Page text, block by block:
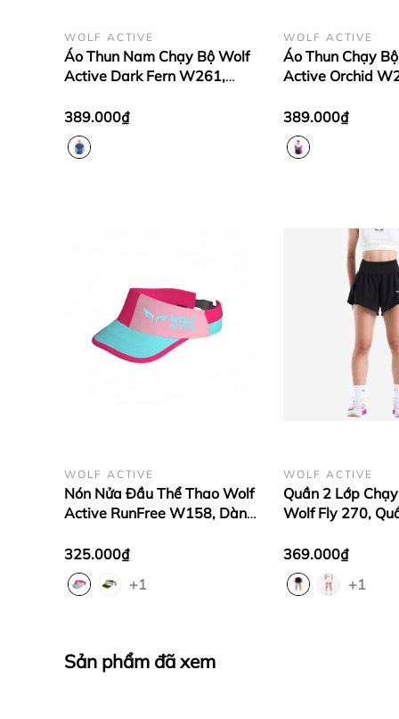
WOLF ACTIVE
Áo Thun Nam Chạy Bộ Wolf
Active Dark Fern W261,
Nhẹ, Thiết Kế Đẳng Cấp
389.000₫
WOLF ACTIVE
Áo Thun Chạy
Active Orchid
Tôn Dáng, Mát
389.000₫
WOLF ACTIVE
Nón Nửa Đầu Thể Thao Wolf
Active RunFree W158, Dành
PickleBall, Tennis
325.000₫
+1
WOLF ACTIVE
Quần 2 Lớp
Wolf Fly 270,
Bứt Tốc
369.000₫
+1
Sản phẩm đã xem